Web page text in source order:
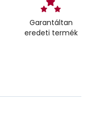
Garantáltan
eredeti termék